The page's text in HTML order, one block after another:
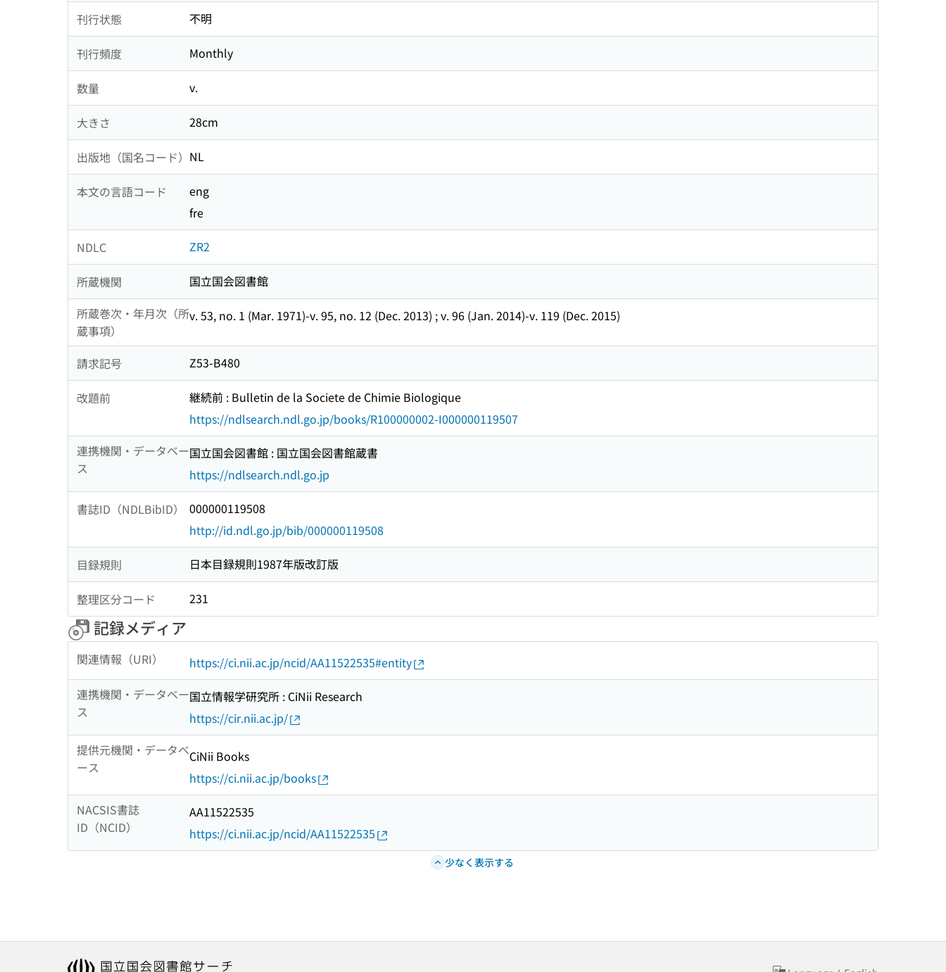
刊行状態 不明
刊行頻度 Monthly
数量 v.
大きさ 28cm
出版地（国名コード） NL
本文の言語コード
eng
fre
NDLC ZR2
所蔵機関
国立国会図書館
所蔵巻次・年月次（所
蔵事項）
v. 53, no. 1 (Mar. 1971)-v. 95, no. 12 (Dec. 2013) ; v. 96 (Jan. 2014)-v. 119 (Dec. 2015)
請求記号 Z53-B480
改題前
継続前 : Bulletin de la Societe de Chimie Biologique
https://ndlsearch.ndl.go.jp/books/R100000002-I000000119507
連携機関・データベー
ス
国立国会図書館 : 国立国会図書館蔵書
https://ndlsearch.ndl.go.jp
書誌ID（NDLBibID）
000000119508
http://id.ndl.go.jp/bib/000000119508
目録規則 日本目録規則1987年版改訂版
整理区分コード 231
記録メディア
関連情報（URI）
https://ci.nii.ac.jp/ncid/AA11522535#entity
連携機関・データベー
ス
国立情報学研究所 : CiNii Research
https://cir.nii.ac.jp/
提供元機関・データベ
ース
CiNii Books
https://ci.nii.ac.jp/books
NACSIS書誌
ID（NCID）
AA11522535
https://ci.nii.ac.jp/ncid/AA11522535
少なく表示する